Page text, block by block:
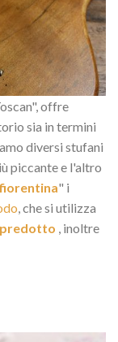
offre
sia in termini
diversi stufani
piccante e l'altro
" i
, che si utilizza
, inoltre